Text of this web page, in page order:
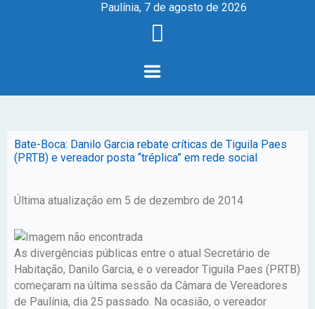
Paulínia, 7 de agosto de 2026
Bate-Boca: Danilo Garcia rebate críticas de Tiguila Paes
(PRTB) e vereador posta “tréplica” em rede social
Última atualização em 5 de dezembro de 2014
As divergências públicas entre o atual Secretário de
Habitação, Danilo Garcia, e o vereador Tiguila Paes (PRTB)
começaram na última sessão da Câmara de Vereadores
de Paulínia, dia 25 passado. Na ocasião, o vereador